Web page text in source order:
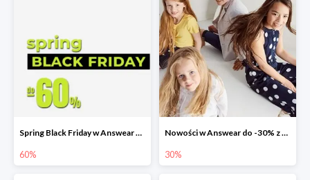
Spring Black Friday w Answear do -60%
60%
Nowości w Answear do -30% z kodem rabatowym
30%